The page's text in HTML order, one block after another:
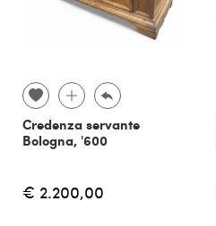
Credenza servante
Bologna, '600
€ 2.200,00